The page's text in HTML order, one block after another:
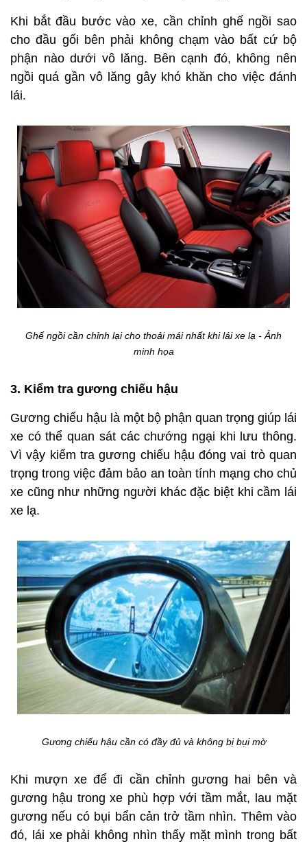
Khi bắt đầu bước vào xe, cần chỉnh ghế ngồi sao
cho đầu gối bên phải không chạm vào bất cứ bộ
phận nào dưới vô lăng. Bên cạnh đó, không nên
ngồi quá gần vô lăng gây khó khăn cho việc đánh
lái.
Ghế ngồi cần chỉnh lại cho thoải mái nhất khi lái xe lạ - Ảnh
minh họa
3. Kiểm tra gương chiếu hậu
Gương chiếu hậu là một bộ phận quan trọng giúp lái
xe có thể quan sát các chướng ngại khi lưu thông.
Vì vậy kiểm tra gương chiếu hậu đóng vai trò quan
trọng trong việc đảm bảo an toàn tính mạng cho chủ
xe cũng như những người khác đặc biệt khi cầm lái
xe lạ.
Gương chiếu hậu cần có đầy đủ và không bị bụi mờ
Khi mượn xe để đi cần chỉnh gương hai bên và
gương hậu trong xe phù hợp với tầm mắt, lau mặt
gương nếu có bụi bẩn cản trở tầm nhìn. Thêm vào
đó, lái xe phải không nhìn thấy mặt mình trong bất